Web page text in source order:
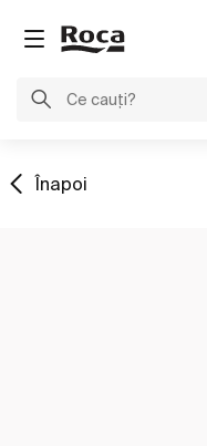
Înapoi